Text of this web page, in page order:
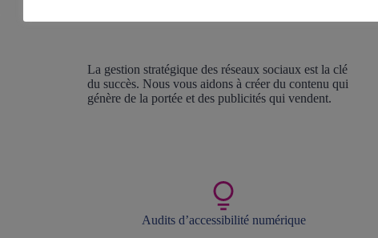
La gestion stratégique des réseaux sociaux est la clé
du succès. Nous vous aidons à créer du contenu qui
génère de la portée et des publicités qui vendent.
Audits d’accessibilité numérique